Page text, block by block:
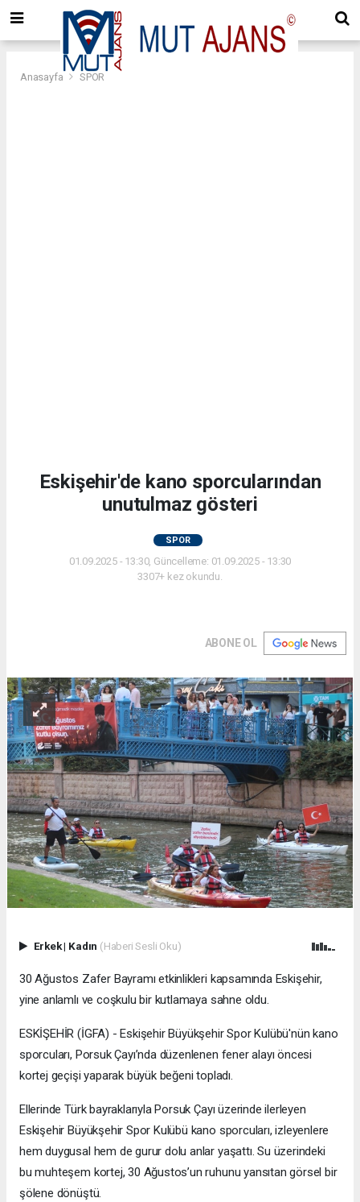
Anasayfa SPOR
Eskişehir'de kano sporcularından
unutulmaz gösteri
SPOR
01.09.2025 - 13:30, Güncelleme: 01.09.2025 - 13:30
3307+ kez okundu.
ABONE OL
Erkek| Kadın (Haberi Sesli Oku)
30 Ağustos Zafer Bayramı etkinlikleri kapsamında Eskişehir,
yine anlamlı ve coşkulu bir kutlamaya sahne oldu.
ESKİŞEHİR (İGFA) - Eskişehir Büyükşehir Spor Kulübü'nün kano
sporcuları, Porsuk Çayı’nda düzenlenen fener alayı öncesi
kortej geçişi yaparak büyük beğeni topladı.
Ellerinde Türk bayraklarıyla Porsuk Çayı üzerinde ilerleyen
Eskişehir Büyükşehir Spor Kulübü kano sporcuları, izleyenlere
hem duygusal hem de gurur dolu anlar yaşattı. Su üzerindeki
bu muhteşem kortej, 30 Ağustos’un ruhunu yansıtan görsel bir
şölene dönüştü.